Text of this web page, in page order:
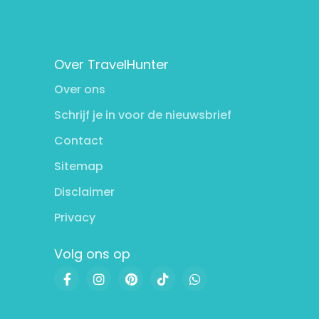
Over TravelHunter
Over ons
Schrijf je in voor de nieuwsbrief
Contact
Sitemap
Disclaimer
Privacy
Volg ons op